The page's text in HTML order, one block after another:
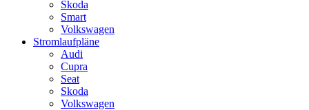
Skoda
Smart
Volkswagen
Stromlaufpläne
Audi
Cupra
Seat
Skoda
Volkswagen